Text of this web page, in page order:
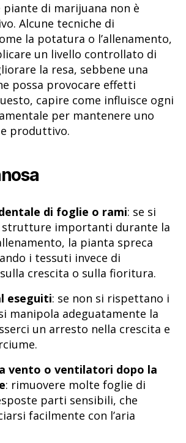
piante di marijuana non è
Alcune tecniche di
la potatura o l’allenamento,
un livello controllato di
la resa, sebbene una
possa provocare effetti
capire come influisce ogni
per mantenere uno
produttivo.
di foglie o rami: se si
strutture importanti durante la
la pianta spreca
i tessuti invece di
crescita o sulla fioritura.
eseguiti: se non si rispettano i
manipola adeguatamente la
un arresto nella crescita e
vento o ventilatori dopo la
: rimuovere molte foglie di
parti sensibili, che
facilmente con l’aria